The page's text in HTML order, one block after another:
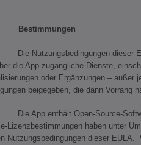
Nutzungsbedingungen dieser
die App zugängliche Dienste,
oder Ergänzungen – außer
beigegeben, die dann Vorrang
App enthält Open-Source-
Lizenzbestimmungen haben unter
Nutzungsbedingungen dieser EULA.